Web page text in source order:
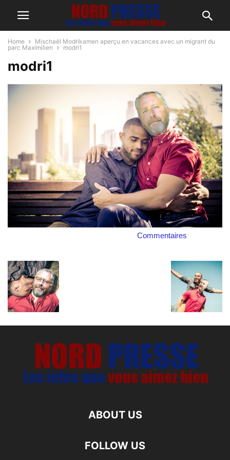
Home
Mischaël Modrikamen aperçu en vacances avec un migrant du
parc Maximilien
modri1
modri1
Commentaires
ABOUT US
FOLLOW US